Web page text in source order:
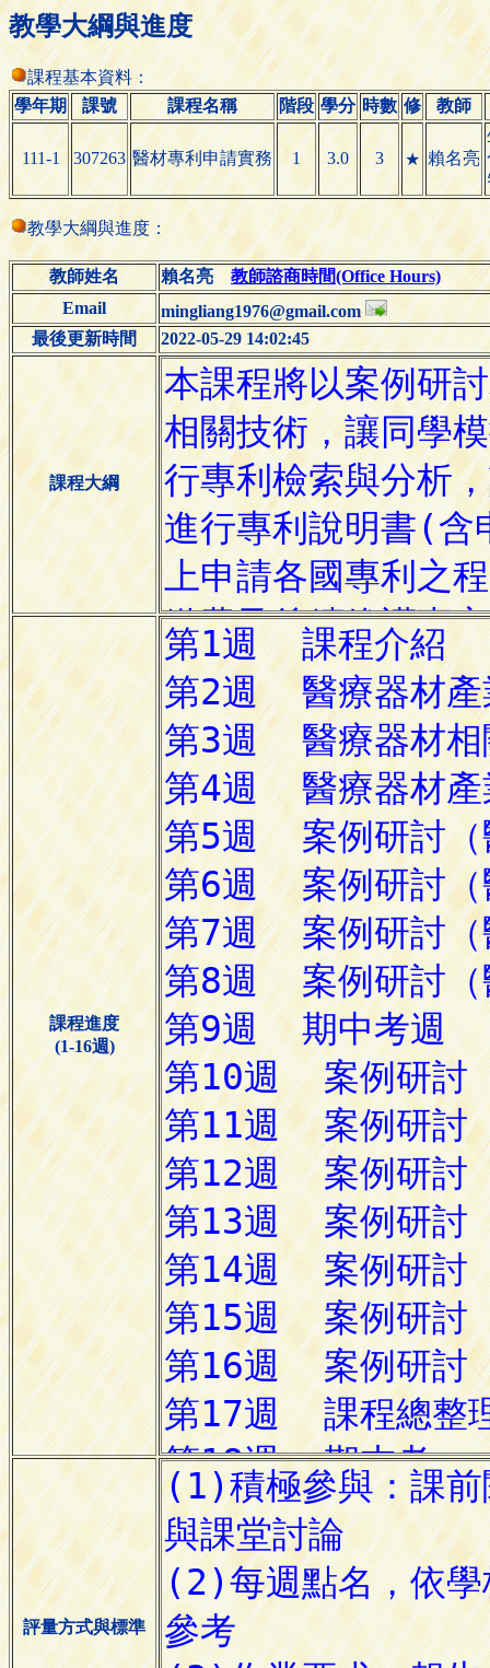
教學大綱與進度
課程基本資料：
學年期
課號 課程名稱 階段 學分 時數 修 教師
111-1 307263 醫材專利申請實務 1 3.0 3 ★ 賴名亮
教學大綱與進度：
教師姓名 賴名亮教師諮商時間(Office Hours)
Email
mingliang1976@gmail.com
最後更新時間
2022-05-29 14:02:45
課程大綱
課程進度
(1-16週)
評量方式與標準